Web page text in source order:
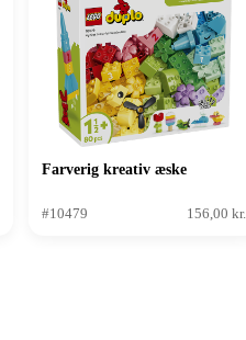
Farverig kreativ æske
#10479 156,00 kr.